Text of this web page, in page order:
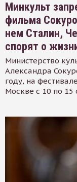
Минкульт
фильма
нем Сталин,
спорят о
Министерство
Александра
году, на
Москве с 10 по 15